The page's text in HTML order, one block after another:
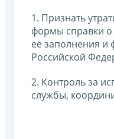
1. Признать
формы справки о
ее заполнения и
Российской
2. Контроль за
службы,